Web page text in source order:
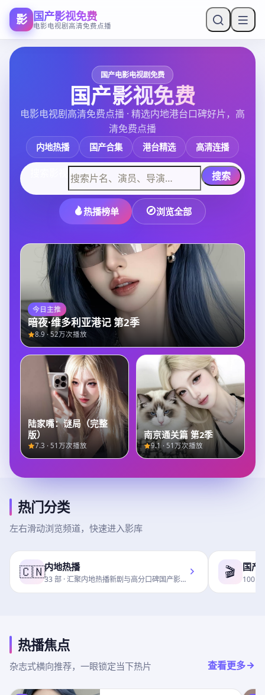
影 国产影视免费
电影电视剧高清免费点播
国产电影电视剧免费
国产影视免费
电影电视剧高清免费点播 · 精选内地港台口碑好片，高
清免费点播
内地热播 国产合集 港台精选 高清连播
搜索
热播榜单 浏览全部
今日主推
暗夜·维多利亚港记 第2季
8.9· 52万次播放
陆家嘴：谜局（完整
版）
7.3 · 51万次播放
南京通关篇 第2季
9.1 · 51万次播放
热门分类
左右滑动浏览频道，快速进入影库
🇨🇳内地热播
33部 ·汇聚内地热播新剧与高分口碑国产影… 🎬 国产
100
热播焦点
杂志式横向推荐，一眼锁定当下热片 查看更多